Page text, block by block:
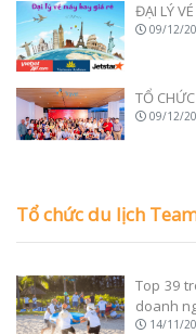
ĐẠI LÝ
09/12/
TỔ
09/12/
Tổ chức du lịch
Top 39
doanh
14/11/